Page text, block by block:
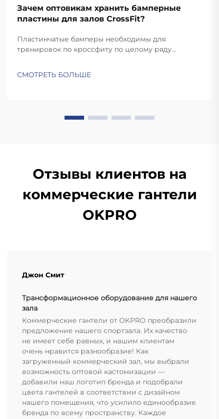
Зачем оптовикам хранить бамперные
пластины для залов CrossFit?
Пластинчатые бамперы необходимы для
тренировок по кроссфиту по целому ряду
рывки и подъемы на грудь, при которых пластины
СМОТРЕТЬ БОЛЬШЕ
Отзывы клиентов на
коммерческие гантели
OKPRO
Джон Смит
Трансформационное оборудование для нашего
зала
Коммерческие гантели от OKPRO преобразили
предложение нашего спортзала. Их качество
не имеет себе равных, и нашим клиентам
очень нравится разнообразие! Как
загруженный коммерческий зал, мы выбрали
возможность оптовой кастомизации —
добавили наш логотип бренда и подобрали
цвета гантелей в соответствии с дизайном
нашего помещения, что усилило единообразие
бренда по всему пространству. Каждое